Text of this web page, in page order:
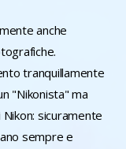
anche
tranquillamente
"Nikonista" ma
sicuramente
sempre e